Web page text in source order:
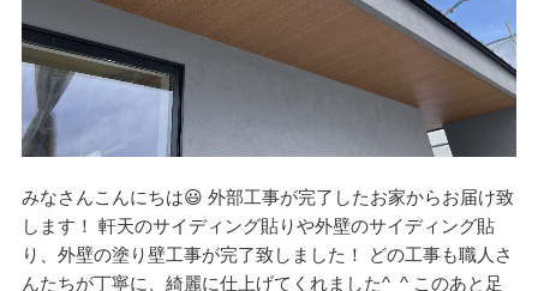
みなさんこんにちは😃 外部工事が完了したお家からお届け致
します！ 軒天のサイディング貼りや外壁のサイディング貼
り、外壁の塗り壁工事が完了致しました！ どの工事も職人さ
んたちが丁寧に、綺麗に仕上げてくれました^_^ このあと足
楽屋トップ アクセス 会社概要
資料請求